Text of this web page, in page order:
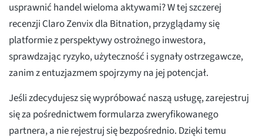
usprawnić handel wieloma aktywami? W tej szczerej
recenzji Claro Zenvix dla Bitnation, przyglądamy się
platformie z perspektywy ostrożnego inwestora,
sprawdzając ryzyko, użyteczność i sygnały ostrzegawcze,
zanim z entuzjazmem spojrzymy na jej potencjał.
Jeśli zdecydujesz się wypróbować naszą usługę, zarejestruj
się za pośrednictwem formularza zweryfikowanego
partnera, a nie rejestruj się bezpośrednio. Dzięki temu